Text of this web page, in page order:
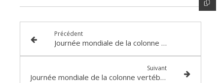
Précédent
Journée mondiale de la colonne vertébrale
Suivant
Journée mondiale de la colonne vertébrale 2017